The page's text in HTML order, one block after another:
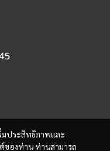
มประสิทธิภาพและ
ของท่าน ท่านสามารถ